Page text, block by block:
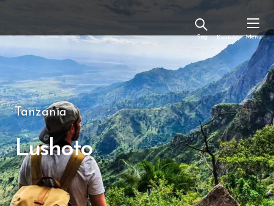
Kontakt
Tanzania
Lushoto